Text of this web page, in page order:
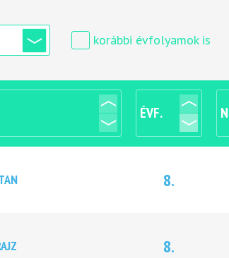
korábbi évfolyamok is
ÉVF.
8.
8.